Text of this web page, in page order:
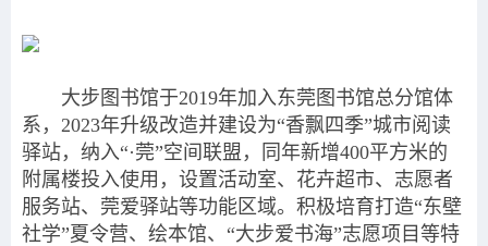
大步图书馆于2019年加入东莞图书馆总分馆体
系，2023年升级改造并建设为“香飘四季”城市阅读
驿站，纳入“·莞”空间联盟，同年新增400平方米的
附属楼投入使用，设置活动室、花卉超市、志愿者
服务站、莞爱驿站等功能区域。积极培育打造“东壁
社学”夏令营、绘本馆、“大步爱书海”志愿项目等特